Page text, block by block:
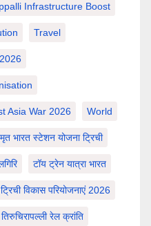
Infrastructure Boost
Travel
Asia War 2026 World
भारत स्टेशन योजना ट्रिची
टॉय ट्रेन यात्रा भारत
ट्रिची विकास परियोजनाएं 2026
तिरुचिरापल्ली रेल क्रांति